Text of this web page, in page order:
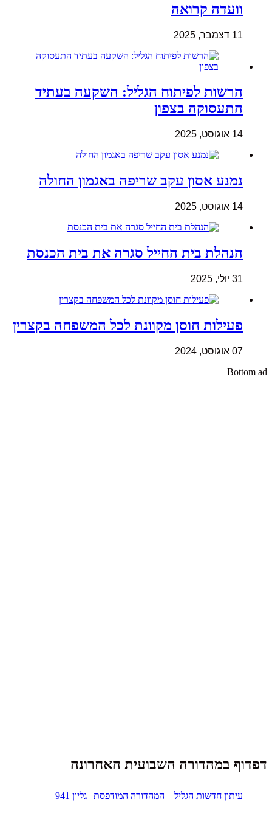
וועדה קרואה
11 דצמבר, 2025
הרשות לפיתוח הגליל: השקעה בעתיד
התעסוקה בצפון
14 אוגוסט, 2025
נמנע אסון עקב שריפה באגמון החולה
14 אוגוסט, 2025
הנהלת בית החייל סגרה את בית הכנסת
31 יולי, 2025
פעילות חוסן מקוונת לכל המשפחה בקצרין
07 אוגוסט, 2024
Bottom ad
דפדוף במהדורה השבועית האחרונה
עיתון חדשות הגליל – המהדורה המודפסת | גליון 941